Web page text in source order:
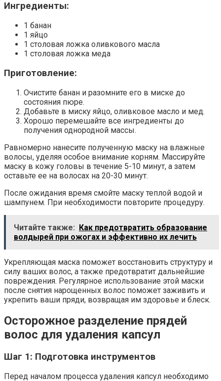
Ингредиенты:
1 банан
1 яйцо
1 столовая ложка оливкового масла
1 столовая ложка меда
Приготовление:
Очистите банан и разомните его в миске до
состояния пюре.
Добавьте в миску яйцо, оливковое масло и мед.
Хорошо перемешайте все ингредиенты до
получения однородной массы.
Равномерно нанесите полученную маску на влажные
волосы, уделяя особое внимание корням. Массируйте
маску в кожу головы в течение 5-10 минут, а затем
оставьте ее на волосах на 20-30 минут.
После ожидания время смойте маску теплой водой и
шампунем. При необходимости повторите процедуру.
Читайте также: Как предотвратить образование
волдырей при ожогах и эффективно их лечить
Укрепляющая маска поможет восстановить структуру и
силу ваших волос, а также предотвратит дальнейшие
повреждения. Регулярное использование этой маски
после снятия нарощенных волос поможет заживить и
укрепить ваши пряди, возвращая им здоровье и блеск.
Осторожное разделение прядей
волос для удаления капсул
Шаг 1: Подготовка инструментов
Перед началом процесса удаления капсул необходимо